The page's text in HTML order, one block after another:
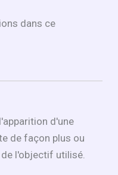
dans ce
d'une
de façon plus ou
l'objectif utilisé.